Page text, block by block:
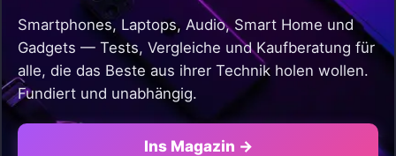
Smartphones, Laptops, Audio, Smart Home und
Gadgets — Tests, Vergleiche und Kaufberatung für
alle, die das Beste aus ihrer Technik holen wollen.
Fundiert und unabhängig.
Ins Magazin →